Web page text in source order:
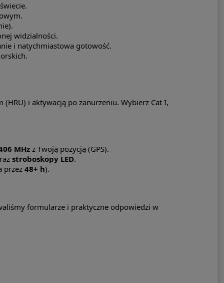
widzialności.
i natychmiastowa gotowość.
i aktywacją po zanurzeniu. Wybierz Cat I,
MHzz Twoją pozycją (GPS).
stroboskopy LED.
przez 48+ h).
formularze i praktyczne odpowiedzi w